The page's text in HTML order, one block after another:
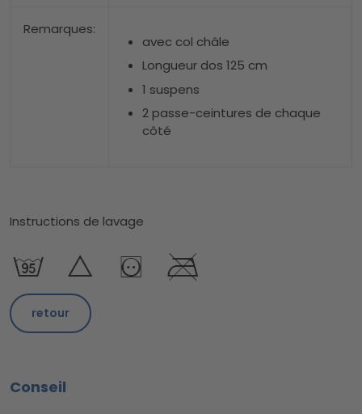
Remarques:
avec col châle
Longueur dos 125 cm
1 suspens
2 passe-ceintures de chaque
côté
Instructions de lavage
retour
Conseil